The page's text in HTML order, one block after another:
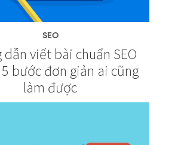
SEO
dẫn viết bài chuẩn SEO
bước đơn giản ai cũng
làm được